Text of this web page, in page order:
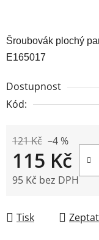
Šroubovák plochý
E165017
Dostupnost
Kód:
121 Kč –4 %
115 Kč
95 Kč bez DPH
Tisk